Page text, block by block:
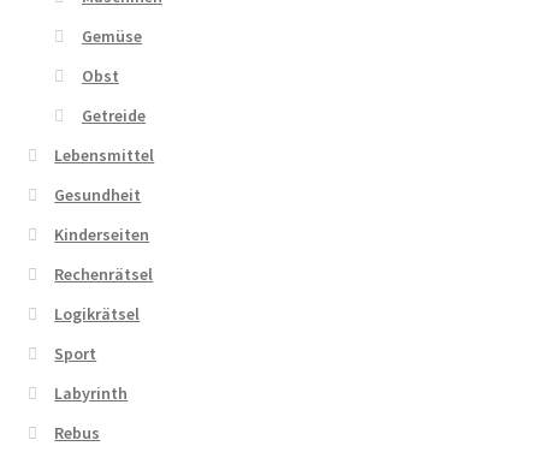
Gemüse
Obst
Getreide
Lebensmittel
Gesundheit
Kinderseiten
Rechenrätsel
Logikrätsel
Sport
Labyrinth
Rebus